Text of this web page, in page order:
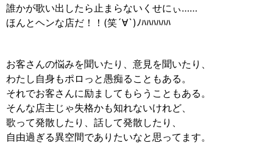
誰かが歌い出したら止まらないくせにぃ……
ほんとヘンな店だ！！(笑´∀︎`)ﾉﾊﾊﾊﾊﾊﾊ
お客さんの悩みを聞いたり、意見を聞いたり、
わたし自身もポロっと愚痴ることもある。
それでお客さんに励ましてもらうこともある。
そんな店主じゃ失格かも知れないけれど、
歌って発散したり、話して発散したり、
自由過ぎる異空間でありたいなと思ってます。